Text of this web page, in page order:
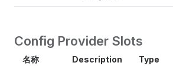
Config Provider Slots
名称 Description Type